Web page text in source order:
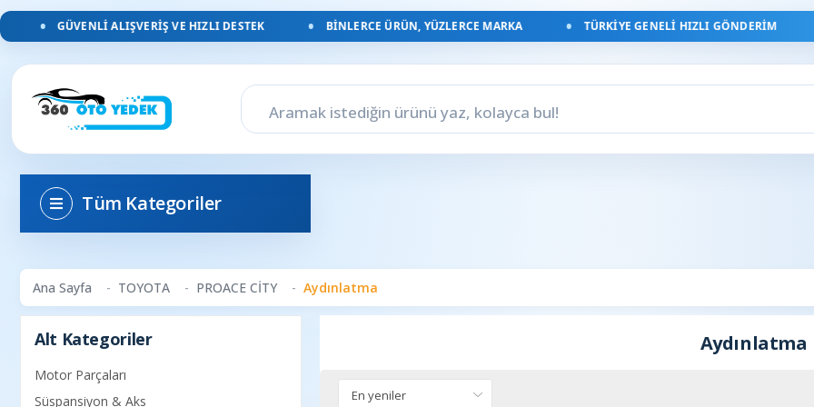
GÜVENLI ALIŞVERIŞ VE HIZLI DESTEK BINLERCE ÜRÜN, YÜZLERCE MARKA TÜRKIYE GENELI HIZLI GÖNDERIM
Tüm Kategoriler
Ana Sayfa TOYOTA PROACE CİTY Aydınlatma
Alt Kategoriler
Motor Parçaları
Süspansiyon & Aks
Aydınlatma